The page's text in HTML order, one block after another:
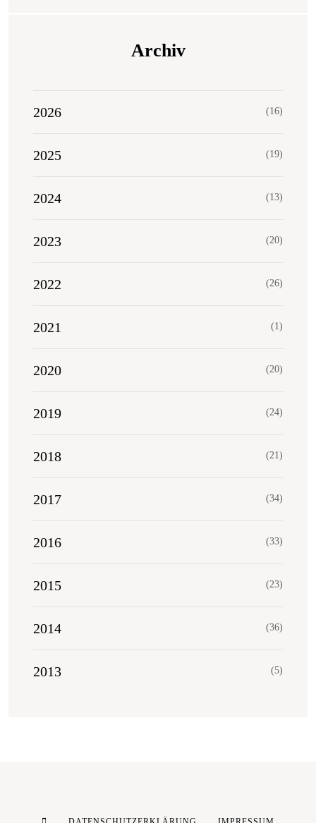
Archiv
2026 (16)
2025 (19)
2024 (13)
2023 (20)
2022 (26)
2021 (1)
2020 (20)
2019 (24)
2018 (21)
2017 (34)
2016 (33)
2015 (23)
2014 (36)
2013 (5)